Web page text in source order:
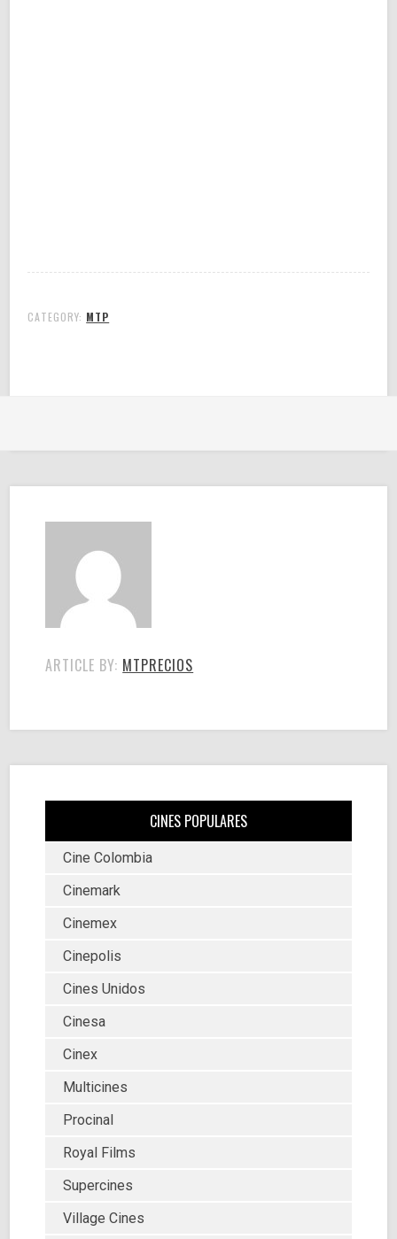
CATEGORY: MTP
ARTICLE BY: MTPRECIOS
CINES POPULARES
Cine Colombia
Cinemark
Cinemex
Cinepolis
Cines Unidos
Cinesa
Cinex
Multicines
Procinal
Royal Films
Supercines
Village Cines